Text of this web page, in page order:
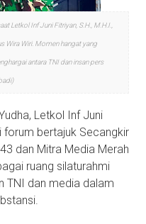
Letkol Inf Juni Fitriyan, S.H., M.H.I.,
Wira Wiri. Momen hangat yang
antara TNI dan insan pers
Letkol Inf Juni
forum bertajuk Secangkir
dan Mitra Media Merah
ruang silaturahmi
TNI dan media dalam